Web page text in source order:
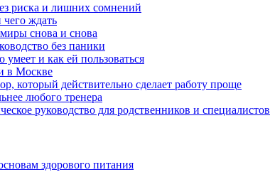
риска и лишних сомнений
чего ждать
снова и снова
без паники
и как ей пользоваться
в Москве
который действительно сделает работу проще
любого тренера
руководство для родственников и специалистов
здорового питания